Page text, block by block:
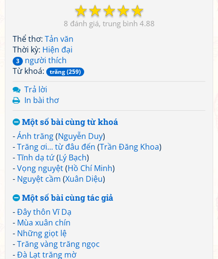
☆
☆
☆
☆
☆
8 4.88
Thể thơ: Tản văn
Thời kỳ: Hiện đại
3
người thích
Từ khoá:
trăng (259)
Trả lời
In bài thơ
Một số bài cùng từ khoá
-Ánh trăng(Nguyễn Duy)
-Trăng ơi... từ đâu đến (Trần Đăng Khoa)
-Tĩnh dạ tứ(Lý Bạch)
-Vọng nguyệt(Hồ Chí Minh)
- Nguyệt cầm (Xuân Diệu)
Một số bài cùng tác giả
-Đây thôn Vĩ Dạ
- Mùa xuân chín
- Những giọt lệ
-Trăng vàng trăng ngọc
-Đà Lạt trăng mờ